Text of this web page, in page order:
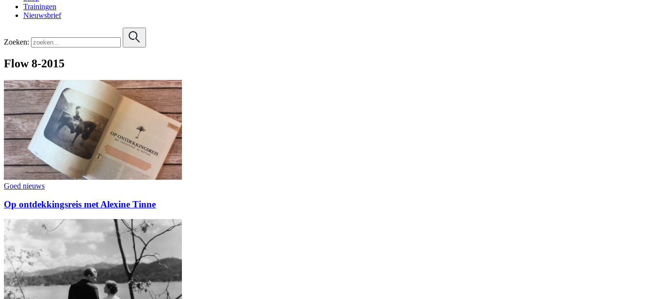
Trainingen
Nieuwsbrief
Zoeken:
Flow 8-2015
Goed nieuws
Op ontdekkingsreis met Alexine Tinne